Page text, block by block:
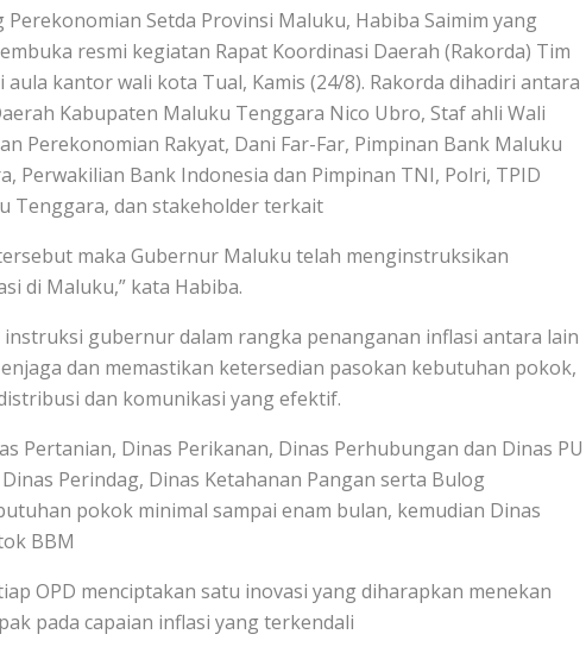
Setda Provinsi Maluku, Habiba Saimim yang
resmi kegiatan Rapat Koordinasi Daerah (Rakorda) Tim
aula kantor wali kota Tual, Kamis (24/8). Rakorda dihadiri antara
Kabupaten Maluku Tenggara Nico Ubro, Staf ahli Wali
Perekonomian Rakyat, Dani Far-Far, Pimpinan Bank Maluku
Perwakilian Bank Indonesia dan Pimpinan TNI, Polri, TPID
Tenggara, dan stakeholder terkait
maka Gubernur Maluku telah menginstruksikan
di Maluku,” kata Habiba.
gubernur dalam rangka penanganan inflasi antara lain
dan memastikan ketersedian pasokan kebutuhan pokok,
dan komunikasi yang efektif.
Pertanian, Dinas Perikanan, Dinas Perhubungan dan Dinas PU
Perindag, Dinas Ketahanan Pangan serta Bulog
pokok minimal sampai enam bulan, kemudian Dinas
BBM
OPD menciptakan satu inovasi yang diharapkan menekan
pada capaian inflasi yang terkendali